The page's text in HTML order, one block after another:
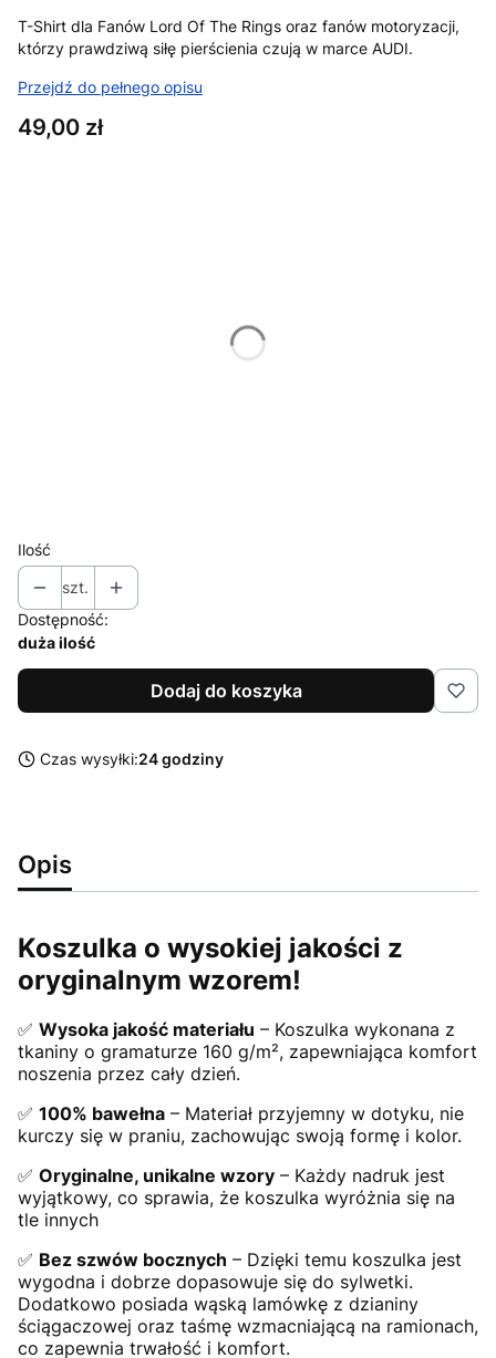
T-Shirt dla Fanów Lord Of The Rings oraz fanów motoryzacji,
którzy prawdziwą siłę pierścienia czują w marce AUDI.
Przejdź do pełnego opisu
Cena
49,00 zł
Ilość
szt.
Dostępność:
duża ilość
Dodaj do koszyka
Czas wysyłki:24 godziny
Opis
Koszulka o wysokiej jakości z
oryginalnym wzorem!
✅ Wysoka jakość materiału – Koszulka wykonana z
tkaniny o gramaturze 160 g/m², zapewniająca komfort
noszenia przez cały dzień.
✅ 100% bawełna – Materiał przyjemny w dotyku, nie
kurczy się w praniu, zachowując swoją formę i kolor.
✅ Oryginalne, unikalne wzory – Każdy nadruk jest
wyjątkowy, co sprawia, że koszulka wyróżnia się na
tle innych
✅ Bez szwów bocznych – Dzięki temu koszulka jest
wygodna i dobrze dopasowuje się do sylwetki.
Dodatkowo posiada wąską lamówkę z dzianiny
ściągaczowej oraz taśmę wzmacniającą na ramionach,
co zapewnia trwałość i komfort.